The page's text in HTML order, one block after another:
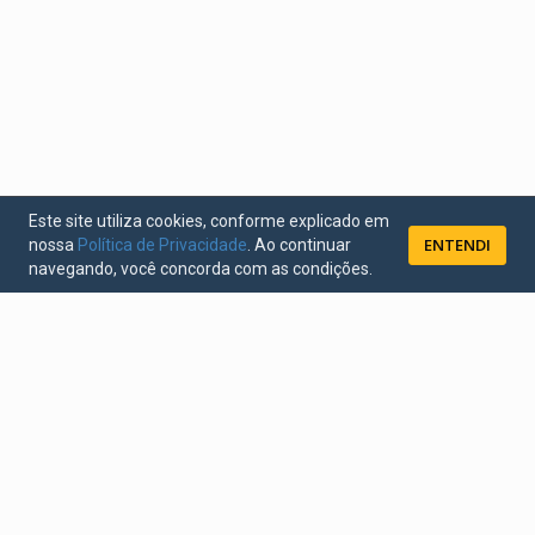
Este site utiliza cookies, conforme explicado em
nossa Política de Privacidade . Ao continuar
navegando, você concorda com as condições.
ENTENDI